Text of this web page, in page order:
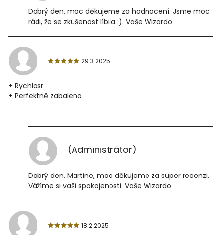
Dobrý den, moc děkujeme za hodnocení. Jsme moc
rádi, že se zkušenost líbila :). Vaše Wizardo
29.3.2025
+ Rychlosr
+ Perfektně zabaleno
(Administrátor)
Dobrý den, Martine, moc děkujeme za super recenzi.
Vážíme si vaší spokojenosti. Vaše Wizardo
18.2.2025